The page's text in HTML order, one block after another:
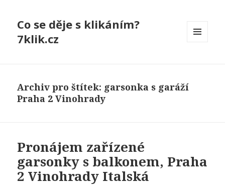
Co se děje s klikáním?
7klik.cz
Archiv pro štítek: garsonka s garáží
Praha 2 Vinohrady
Pronájem zařízené
garsonky s balkonem, Praha
2 Vinohrady Italská